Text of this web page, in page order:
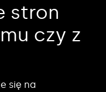
stron
czy z
się na